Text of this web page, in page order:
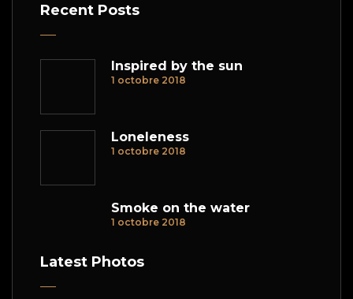
Recent Posts
Inspired by the sun
1 octobre 2018
Loneleness
1 octobre 2018
Smoke on the water
1 octobre 2018
Latest Photos